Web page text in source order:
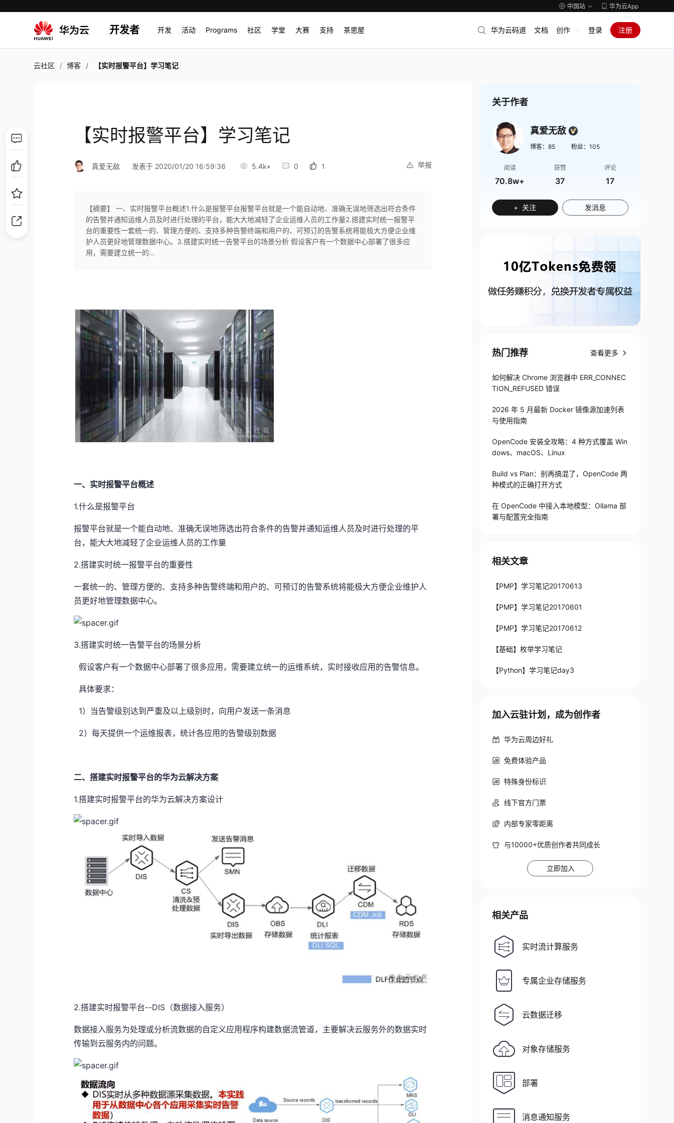
中国站 华为云App
开发者 开发 活动 Programs 社区 学堂 大赛 支持 茶思屋 华为云码道 文档 创作 登录 注册
云社区 博客 【实时报警平台】学习笔记
【实时报警平台】学习笔记
举报
真爱无敌 发表于 2020/01/20 16:59:36 5.4k+ 0 1
【摘要】 一、实时报警平台概述1.什么是报警平台报警平台就是一个能自动地、准确无误地筛选出符合条件
的告警并通知运维人员及时进行处理的平台，能大大地减轻了企业运维人员的工作量2.搭建实时统一报警平
台的重要性一套统一的、管理方便的、支持多种告警终端和用户的、可预订的告警系统将能极大方便企业维
护人员更好地管理数据中心。3.搭建实时统一告警平台的场景分析 假设客户有一个数据中心部署了很多应
用，需要建立统一的...
一、实时报警平台概述
1.什么是报警平台
报警平台就是一个能自动地、准确无误地筛选出符合条件的告警并通知运维人员及时进行处理的平
台，能大大地减轻了企业运维人员的工作量
2.搭建实时统一报警平台的重要性
一套统一的、管理方便的、支持多种告警终端和用户的、可预订的告警系统将能极大方便企业维护人
员更好地管理数据中心。
3.搭建实时统一告警平台的场景分析
假设客户有一个数据中心部署了很多应用，需要建立统一的运维系统，实时接收应用的告警信息。
具体要求：
1）当告警级别达到严重及以上级别时，向用户发送一条消息
2）每天提供一个运维报表，统计各应用的告警级别数据
二、搭建实时报警平台的华为云解决方案
1.搭建实时报警平台的华为云解决方案设计
2.搭建实时报警平台--DIS（数据接入服务）
数据接入服务为处理或分析流数据的自定义应用程序构建数据流管道，主要解决云服务外的数据实时
传输到云服务内的问题。
关于作者
真爱无敌
博客： 85 粉丝： 105
阅读
70.8w+
获赞
37
评论
17
+ 关注 发消息
热门推荐 查看更多
如何解决 Chrome 浏览器中 ERR_CONNEC
TION_REFUSED 错误
2026 年 5 月最新 Docker 镜像源加速列表
与使用指南
OpenCode 安装全攻略：4 种方式覆盖 Win
dows、macOS、Linux
Build vs Plan：别再搞混了，OpenCode 两
种模式的正确打开方式
在 OpenCode 中接入本地模型：Ollama 部
署与配置完全指南
相关文章
【PMP】学习笔记20170613
【PMP】学习笔记20170601
【PMP】学习笔记20170612
【基础】枚举学习笔记
【Python】学习笔记day3
加入云驻计划，成为创作者
华为云周边好礼
免费体验产品
特殊身份标识
线下官方门票
内部专家零距离
与10000+优质创作者共同成长
立即加入
相关产品
实时流计算服务
专属企业存储服务
云数据迁移
对象存储服务
部署
消息通知服务